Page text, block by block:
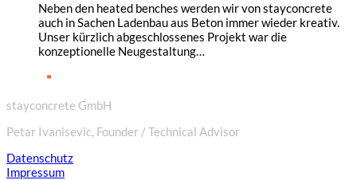
Neben den heated benches werden wir von stayconcrete
auch in Sachen Ladenbau aus Beton immer wieder kreativ.
Unser kürzlich abgeschlossenes Projekt war die
konzeptionelle Neugestaltung…
stayconcrete GmbH
Petar Ivanisevic, Founder / Technical Advisor
Datenschutz
Impressum